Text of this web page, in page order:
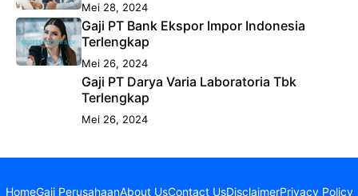
Mei 28, 2024
Gaji PT Bank Ekspor Impor Indonesia
Terlengkap
Mei 26, 2024
Gaji PT Darya Varia Laboratoria Tbk
Terlengkap
Mei 26, 2024
HomeGaji PerusahaanAbout UsContact UsDisclaimerPrivacy Policy